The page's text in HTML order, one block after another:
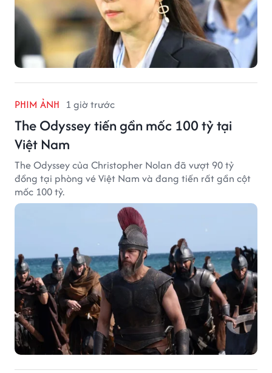
PHIM ẢNH 1 giờ trước
The Odyssey tiến gần mốc 100 tỷ tại
Việt Nam
The Odyssey của Christopher Nolan đã vượt 90 tỷ
đồng tại phòng vé Việt Nam và đang tiến rất gần cột
mốc 100 tỷ.